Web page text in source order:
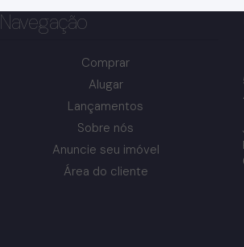
Parque Brasil, Bragança
Navegação
Comprar
Alugar
Lançamentos
Sobre nós
Anuncie seu imóvel
Área do cliente